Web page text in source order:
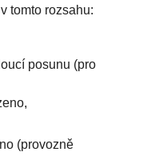
tomto rozsahu:
posunu (pro
(provozně